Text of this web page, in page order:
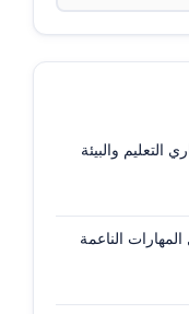
التعليم والبيئة
الناعمة